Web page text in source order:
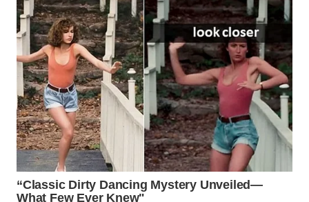
WN
BEKASI
WN
BOGOR
WN
DEPOK
WN
TAPANULI
UTARA